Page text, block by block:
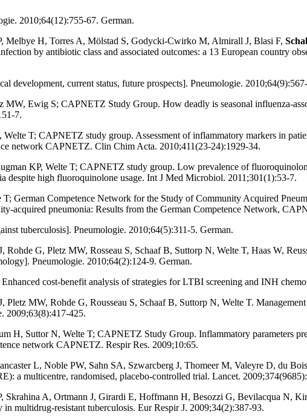
2010;64(12):755-67. German.
H, Torres A, Mölstad S, Godycki-Cwirko M, Almirall J, Blasi F,
by antibiotic class and associated outcomes: a 13 European country
development, current status, future prospects]. Pneumologie.
Ewig S; CAPNETZ Study Group. How deadly is seasonal influenza-
7.
T; CAPNETZ study group. Assessment of inflammatory markers in
network CAPNETZ. Clin Chim Acta. 2010;411(23-24):1929-34.
KP, Welte T; CAPNETZ study group. Low prevalence of
despite high fluoroquinolone usage. Int J Med Microbiol. 2011;301(1):53-7.
German Competence Network for the Study of Community Acquired
acquired pneumonia: Results from the German Competence Network,
tuberculosis]. Pneumologie. 2010;64(5):311-5. German.
G, Pletz MW, Rosseau S, Schaaf B, Suttorp N, Welte T, Haas W,
Pneumologie. 2010;64(2):124-9. German.
cost-benefit analysis of strategies for LTBI screening and INH
MW, Rohde G, Rousseau S, Schaaf B, Suttorp N, Welte T.
2009;63(8):417-425.
H, Suttor N, Welte T; CAPNETZ Study Group. Inflammatory parameters
network CAPNETZ. Respir Res. 2009;10:65.
L, Noble PW, Sahn SA, Szwarcberg J, Thomeer M, Valeyre D, du
a multicentre, randomised, placebo-controlled trial. Lancet.
A, Ortmann J, Girardi E, Hoffmann H, Besozzi G, Bevilacqua N,
multidrug-resistant tuberculosis. Eur Respir J. 2009;34(2):387-93.